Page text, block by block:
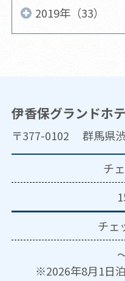
2019年（33）
伊香保グランドホ
〒377-0102 群馬県
チ
チェ
※2026年8月1日